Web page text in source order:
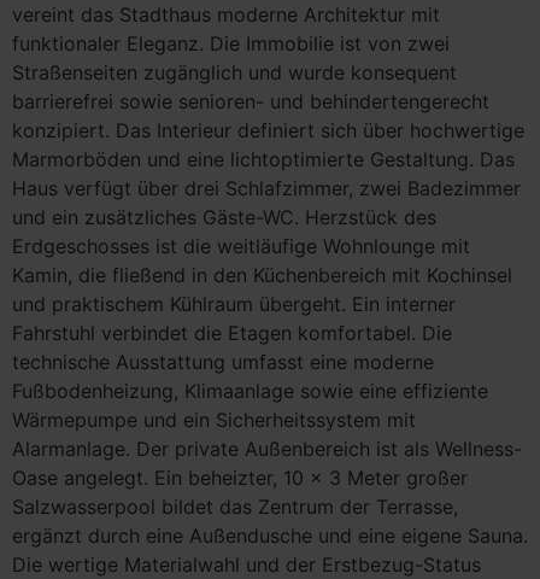
vereint das Stadthaus moderne Architektur mit
funktionaler Eleganz. Die Immobilie ist von zwei
Straßenseiten zugänglich und wurde konsequent
barrierefrei sowie senioren- und behindertengerecht
konzipiert. Das Interieur definiert sich über hochwertige
Marmorböden und eine lichtoptimierte Gestaltung. Das
Haus verfügt über drei Schlafzimmer, zwei Badezimmer
und ein zusätzliches Gäste-WC. Herzstück des
Erdgeschosses ist die weitläufige Wohnlounge mit
Kamin, die fließend in den Küchenbereich mit Kochinsel
und praktischem Kühlraum übergeht. Ein interner
Fahrstuhl verbindet die Etagen komfortabel. Die
technische Ausstattung umfasst eine moderne
Fußbodenheizung, Klimaanlage sowie eine effiziente
Wärmepumpe und ein Sicherheitssystem mit
Alarmanlage. Der private Außenbereich ist als Wellness-
Oase angelegt. Ein beheizter, 10 x 3 Meter großer
Salzwasserpool bildet das Zentrum der Terrasse,
ergänzt durch eine Außendusche und eine eigene Sauna.
Die wertige Materialwahl und der Erstbezug-Status